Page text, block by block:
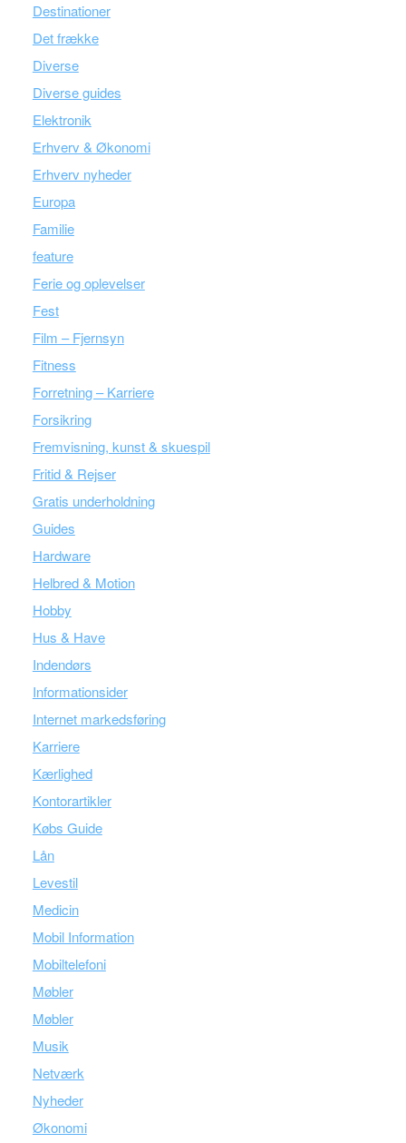
Destinationer
Det frække
Diverse
Diverse guides
Elektronik
Erhverv & Økonomi
Erhverv nyheder
Europa
Familie
feature
Ferie og oplevelser
Fest
Film – Fjernsyn
Fitness
Forretning – Karriere
Forsikring
Fremvisning, kunst & skuespil
Fritid & Rejser
Gratis underholdning
Guides
Hardware
Helbred & Motion
Hobby
Hus & Have
Indendørs
Informationsider
Internet markedsføring
Karriere
Kærlighed
Kontorartikler
Købs Guide
Lån
Levestil
Medicin
Mobil Information
Mobiltelefoni
Møbler
Møbler
Musik
Netværk
Nyheder
Økonomi